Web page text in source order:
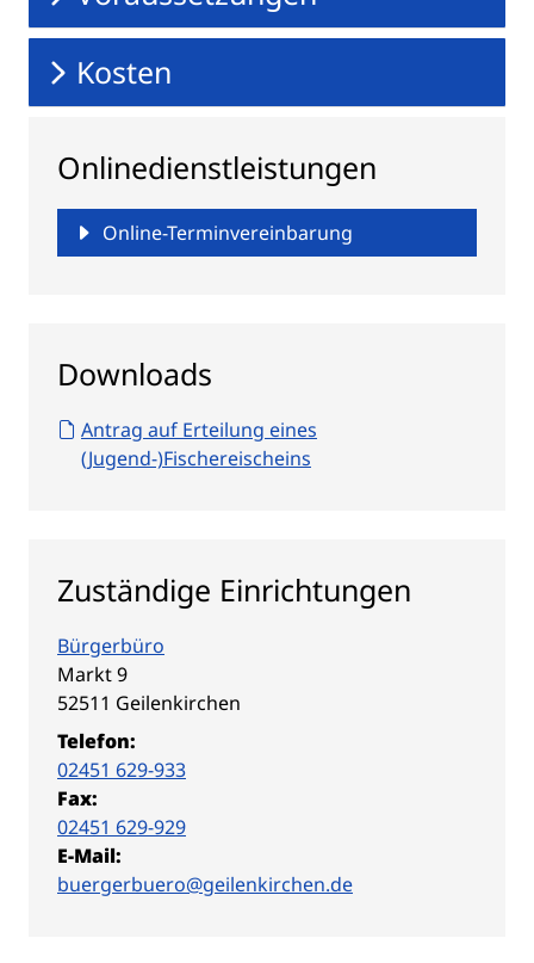
Kosten
Onlinedienstleistungen
Online-Terminvereinbarung
Downloads
Antrag auf Erteilung eines
(Jugend-)Fischereischeins
Zuständige Einrichtungen
Bürgerbüro
Straße:
MarktHausnummer:
9
PLZ:
52511 Ort:
Geilenkirchen
Telefon:
02451 629-933
Fax:
02451 629-929
E-Mail:
buergerbuero@geilenkirchen.de